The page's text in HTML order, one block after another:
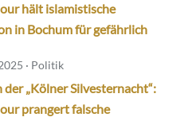
hält islamistische
in Bochum für gefährlich
· Politik
der „Kölner Silvesternacht“:
prangert falsche